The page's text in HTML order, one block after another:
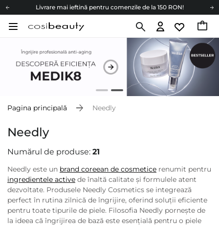
Livrare mai ieftină pentru comenzile de la 150 RON!
Livrare mai ieftină pentru comenzile de la 150 RON!
Fii eco cu noi
Pagina principală Needly
Needly
Numărul de produse: 21
Needly este un brand coreean de cosmetice renumit pentru
ingredientele active de înaltă calitate și formulele atent
dezvoltate. Produsele Needly Cosmetics se integrează
perfect în rutina zilnică de îngrijire, oferind soluții eficiente
pentru toate tipurile de piele. Filosofia Needly pornește de
la ideea că îngrijirea de bază este esențială pentru o piele